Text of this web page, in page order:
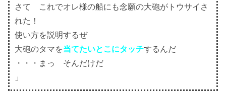
さて これでオレ様の船にも念願の大砲がトウサイさ
れた！
使い方を説明するぜ
大砲のタマを当てたいとこにタッチするんだ
・・・まっ そんだけだ
」